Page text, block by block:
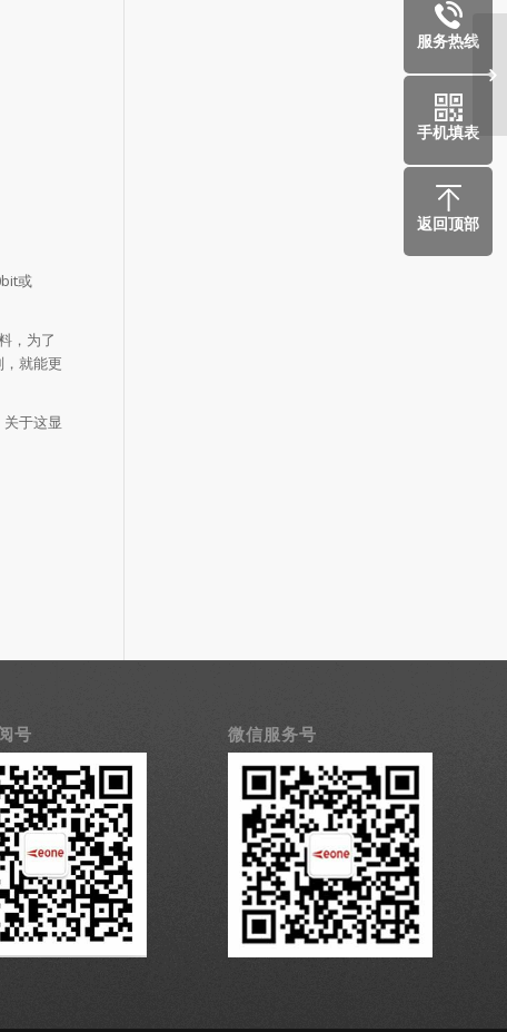
或
，为了
就能更
于这显
号 微信服务号
服务热线
手机填表
返回顶部